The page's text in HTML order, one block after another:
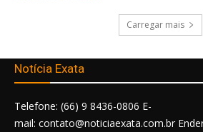
Carregar mais
Notícia Exata
Telefone: (66) 9 8436-0806 E-
mail: contato@noticiaexata.com.br